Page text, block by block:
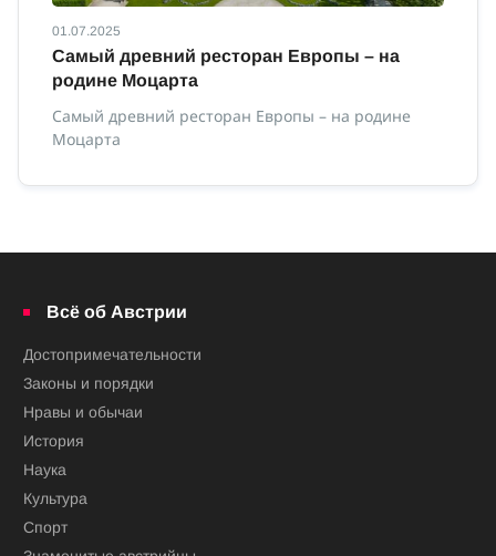
01.07.2025
Самый древний ресторан Европы – на
родине Моцарта
Самый древний ресторан Европы – на родине
Моцарта
Всё об Австрии
Достопримечательности
Законы и порядки
Нравы и обычаи
История
Наука
Культура
Спорт